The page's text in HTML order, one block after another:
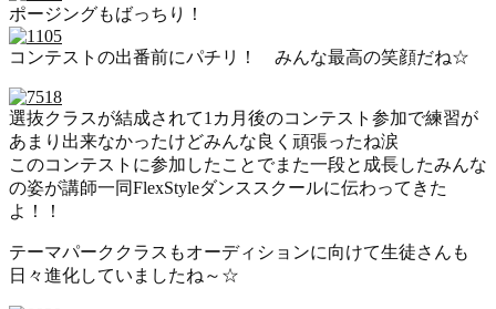
ポージングもばっちり！
コンテストの出番前にパチリ！ みんな最高の笑顔だね☆
選抜クラスが結成されて1カ月後のコンテスト参加で練習が
あまり出来なかったけどみんな良く頑張ったね涙
このコンテストに参加したことでまた一段と成長したみんな
の姿が講師一同FlexStyleダンススクールに伝わってきた
よ！！
テーマパーククラスもオーディションに向けて生徒さんも
日々進化していましたね～☆